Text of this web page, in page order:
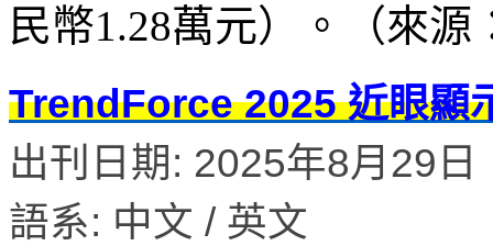
民幣1.28萬元）。（來源
TrendForce 2025 近眼顯
出刊日期: 2025年8月29日
語系: 中文 / 英文